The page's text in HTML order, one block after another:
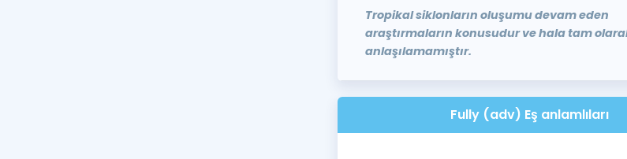
Tropikal siklonların oluşumu devam eden
araştırmaların konusudur ve hala tam
anlaşılamamıştır.
Fully (adv) Eş anlamlıları